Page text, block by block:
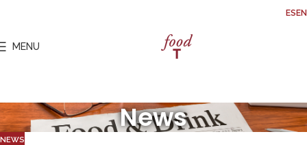
ES EN
MENU
News
NEWS
OCT